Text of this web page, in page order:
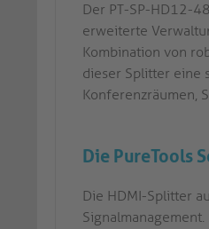
Der PT-SP-HD12-
erweiterte
Kombination von
dieser Splitter eine
Konferenzräumen,
Die PureTools
Die HDMI-Splitter